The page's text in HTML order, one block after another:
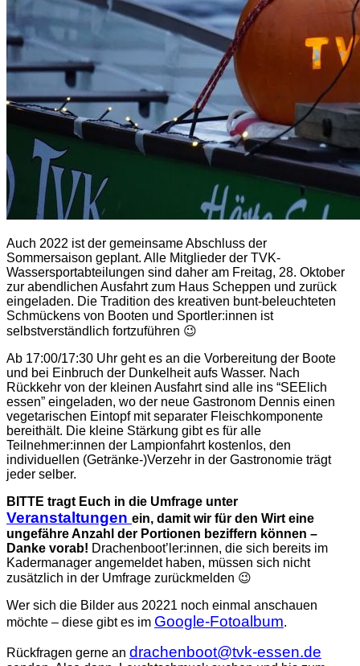
Auch 2022 ist der gemeinsame Abschluss der
Sommersaison geplant. Alle Mitglieder der TVK-
Wassersportabteilungen sind daher am Freitag, 28. Oktober
zur abendlichen Ausfahrt zum Haus Scheppen und zurück
eingeladen. Die Tradition des kreativen bunt-beleuchteten
Schmückens von Booten und Sportler:innen ist
selbstverständlich fortzuführen 😉
Ab 17:00/17:30 Uhr geht es an die Vorbereitung der Boote
und bei Einbruch der Dunkelheit aufs Wasser. Nach
Rückkehr von der kleinen Ausfahrt sind alle ins “SEElich
essen” eingeladen, wo der neue Gastronom Dennis einen
vegetarischen Eintopf mit separater Fleischkomponente
bereithält. Die kleine Stärkung gibt es für alle
Teilnehmer:innen der Lampionfahrt kostenlos, den
individuellen (Getränke-)Verzehr in der Gastronomie trägt
jeder selber.
BITTE tragt Euch in die Umfrage unter
Veranstaltungen ein, damit wir für den Wirt eine
ungefähre Anzahl der Portionen beziffern können –
Danke vorab! Drachenboot’ler:innen, die sich bereits im
Kadermanager angemeldet haben, müssen sich nicht
zusätzlich in der Umfrage zurückmelden 😉
Wer sich die Bilder aus 20221 noch einmal anschauen
möchte – diese gibt es im Google-Fotoalbum.
Rückfragen gerne an drachenboot@tvk-essen.de